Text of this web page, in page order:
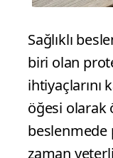
Sağlıklı
biri olan
ihtiyaçlarını
öğesi olarak
zaman